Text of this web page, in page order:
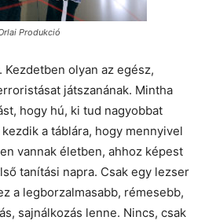
Produkció
olyan az egész,
játszanának. Mintha
hogy hú, ki tud nagyobbat
a táblára, hogy mennyivel
vannak életben, ahhoz képest
tanítási napra. Csak egy lezser
a legborzalmasabb, rémesebb,
sajnálkozás lenne. Nincs, csak